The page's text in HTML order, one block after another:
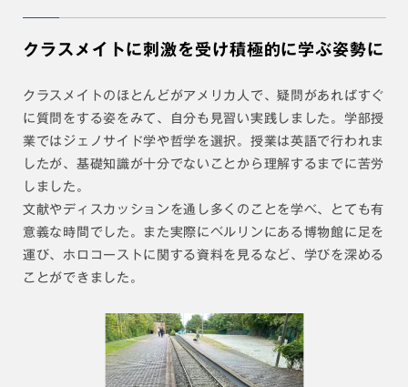
クラスメイトに刺激を受け積極的に学ぶ姿勢に
クラスメイトのほとんどがアメリカ人で、疑問があればすぐ
に質問をする姿をみて、自分も見習い実践しました。学部授
業ではジェノサイド学や哲学を選択。授業は英語で行われま
したが、基礎知識が十分でないことから理解するまでに苦労
しました。
文献やディスカッションを通し多くのことを学べ、とても有
意義な時間でした。また実際にベルリンにある博物館に足を
運び、ホロコーストに関する資料を見るなど、学びを深める
ことができました。